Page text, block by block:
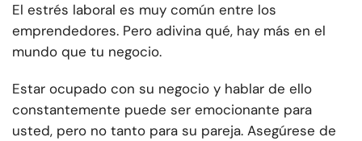
El estrés laboral es muy común entre los
emprendedores. Pero adivina qué, hay más en el
mundo que tu negocio.
Estar ocupado con su negocio y hablar de ello
constantemente puede ser emocionante para
usted, pero no tanto para su pareja. Asegúrese de